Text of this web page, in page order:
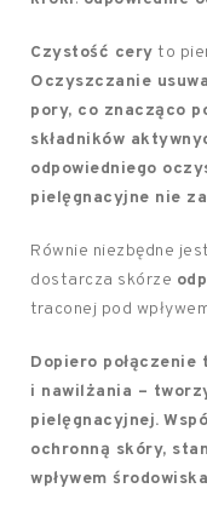
Czystość cery to
Oczyszczanie
pory, co znacząco
składników
odpowiedniego
pielęgnacyjne nie
Równie niezbędne jest
dostarcza skórze
traconej pod
Dopiero
i nawilżania –
pielęgnacyjnej.
ochronną skóry,
wpływem